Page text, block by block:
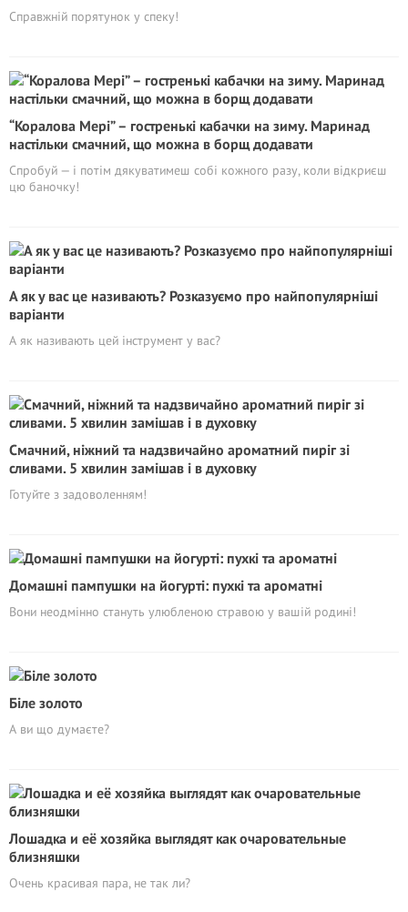
Справжній порятунок у спеку!
“Коралова Мері” – гостренькі кабачки на зиму. Маринад
настільки смачний, що можна в борщ додавати
Спробуй — і потім дякуватимеш собі кожного разу, коли відкриєш
цю баночку!
А як у вас це називають? Розказуємо про найпопулярніші
варіанти
А як називають цей інструмент у вас?
Смачний, ніжний та надзвичайно ароматний пиріг зі
сливами. 5 хвилин замішав і в духовку
Готуйте з задоволенням!
Домашні пампушки на йогурті: пухкі та ароматні
Вони неодмінно стануть улюбленою стравою у вашій родині!
Біле золото
А ви що думаєте?
Лошадка и её хозяйка выглядят как очаровательные
близняшки
Очень красивая пара, не так ли?